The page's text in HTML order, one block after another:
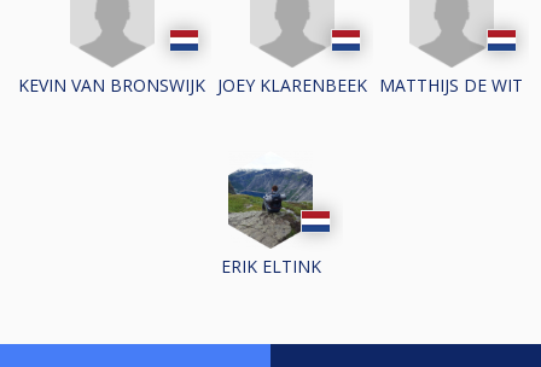
KEVIN VAN BRONSWIJK JOEY KLARENBEEK MATTHIJS DE WIT
ERIK ELTINK